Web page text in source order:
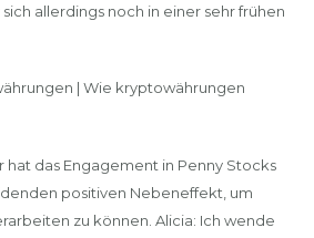
allerdings noch in einer sehr frühen
| Wie kryptowährungen
hat das Engagement in Penny Stocks
positiven Nebeneffekt, um
zu können. Alicia: Ich wende